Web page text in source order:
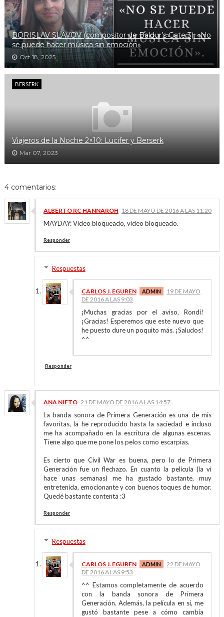
BORISLAV SLAVOV (compositor de Baldur’s Gate 3): «No
se puede hacer música sin emoción»
Oct 18, 2025
BERSERK
Viajeros de la Noche 2×10: Lucifer y Berserk
Mar 07, 2023
4 comentarios:
ALBERTO RC HANNAROH 18 DE MAYO DE 2016 A LAS 11:20
MAYDAY: Vídeo bloqueado, vídeo bloqueado.
Responder
Respuestas
CARLOS J. EGUREN
19 DE MAYO
DE 2016 A LAS 9:03
¡Muchas gracias por el aviso, Rondi!
¡Gracias! Esperemos que este nuevo que
he puesto dure un poquito más. ¡Saludos!
^^
Responder
ANA NIETO 21 DE MAYO DE 2016 A LAS 14:57
La banda sonora de Primera Generación es una de mis
favoritas, la he reproducido hasta la saciedad e incluso
me ha acompañado en la escritura de algunas escenas.
Tiene algo que me pone los pelos como escarpias.
Es cierto que Civil War es buena, pero lo de Primera
Generación fue un flechazo. En cuanto la película (la vi
hace unas semanas) me ha gustado bastante, muy
entretenida, emocionante y con buenos toques de humor.
Quedé bastante contenta :3
Responder
Respuestas
CARLOS J. EGUREN
22 DE MAYO
DE 2016 A LAS 9:53
^^ Estamos completamente de acuerdo
con la banda sonora de Primera
Generación. Además, la película en sí, me
gustó bastante pese a cómo cambia